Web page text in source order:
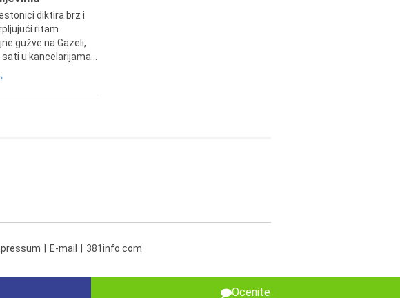
diktira brz i
ritam.
gužve na Gazeli,
u kancelarijama...
Ocenite
E-mail 381info.com